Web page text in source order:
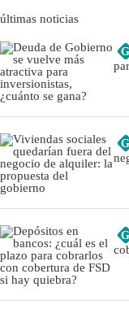
últimas noticias
G
G
G